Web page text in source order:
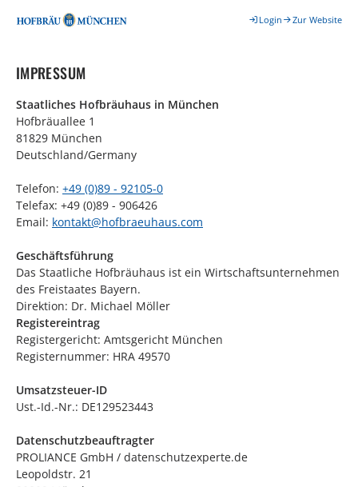
Login Zur Website
IMPRESSUM
Staatliches Hofbräuhaus in München
Hofbräuallee 1
81829 München
Deutschland/Germany
Telefon: +49 (0)89 - 92105-0
Telefax: +49 (0)89 - 906426
Email: kontakt@hofbraeuhaus.com
Geschäftsführung
Das Staatliche Hofbräuhaus ist ein Wirtschaftsunternehmen
des Freistaates Bayern.
Direktion: Dr. Michael Möller
Registereintrag
Registergericht: Amtsgericht München
Registernummer: HRA 49570
Umsatzsteuer-ID
Ust.-Id.-Nr.: DE129523443
Datenschutzbeauftragter
PROLIANCE GmbH / datenschutzexperte.de
Leopoldstr. 21